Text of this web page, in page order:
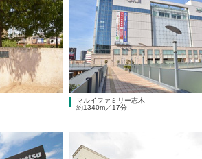
マルイファミリー志木
約1340m／17分